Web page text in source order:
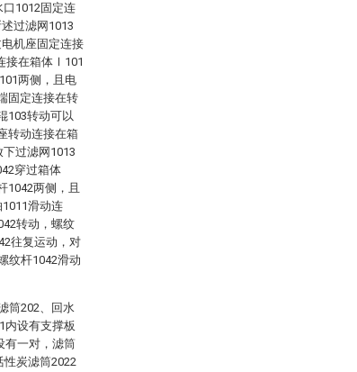
1012固定连
过滤网1013
机座固定连接
接在箱体Ⅰ101
两侧，且电
固定连接在转
103转动可以
转动连接在箱
过滤网1013
穿过箱体
1042两侧，且
滑动连
转动，螺纹
往复运动，对
纹杆1042滑动
筒202、回水
设有支撑板
有一对，滤筒
性炭滤筒2022